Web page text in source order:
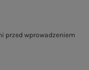
przed wprowadzeniem